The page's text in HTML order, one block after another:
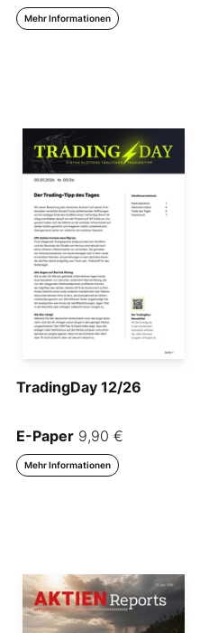
Mehr Informationen
TradingDay 12/26
E-Paper 9,90 €
Mehr Informationen